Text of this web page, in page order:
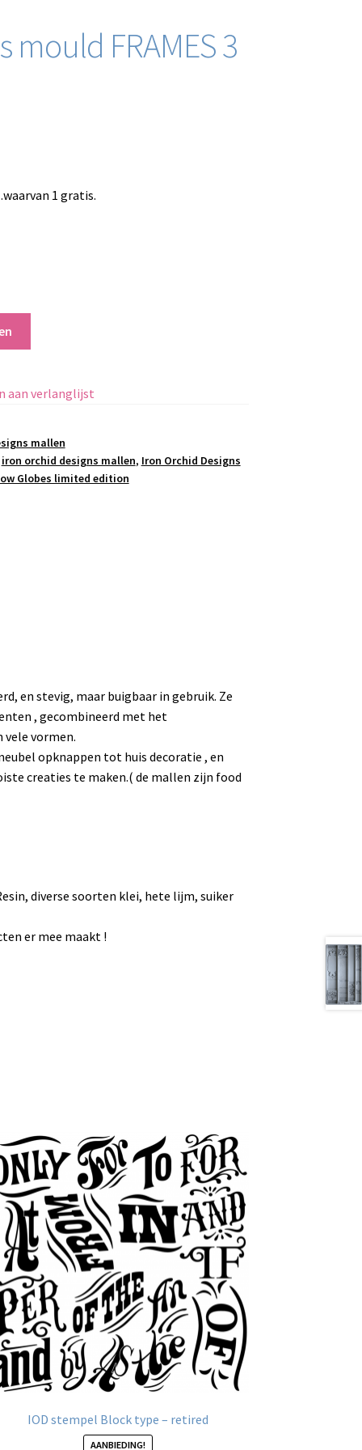
mould FRAMES 3
1 gratis.
aan verlanglijst
mallen
iron orchid designs mallen, Iron Orchid Designs
Globes limited edition
en stevig, maar buigbaar in gebruik. Ze
, gecombineerd met het
vele vormen.
opknappen tot huis decoratie , en
creaties te maken.( de mallen zijn food
diverse soorten klei, hete lijm, suiker
er mee maakt !
IOD stempel Block type – retired
AANBIEDING!